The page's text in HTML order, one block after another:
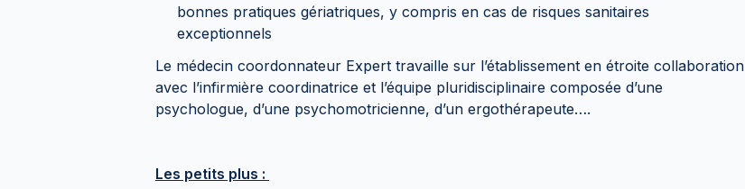
bonnes pratiques gériatriques, y compris en cas de risques sanitaires
exceptionnels
Le médecin coordonnateur Expert travaille sur l’établissement en étroite collaboration
avec l’infirmière coordinatrice et l’équipe pluridisciplinaire composée d’une
psychologue, d’une psychomotricienne, d’un ergothérapeute….
Les petits plus :